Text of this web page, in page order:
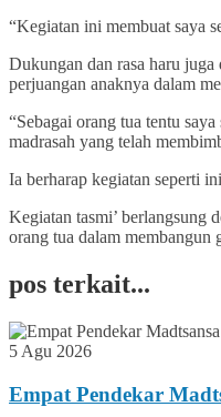
“Kegiatan ini membuat saya
Dukungan dan rasa haru
perjuangan anaknya dalam
“Sebagai orang tua tentu
madrasah yang telah
Ia berharap kegiatan seperti
Kegiatan tasmi’ berlangsung
orang tua dalam membangun
pos terkait...
5 Agu 2026
Empat Pendekar